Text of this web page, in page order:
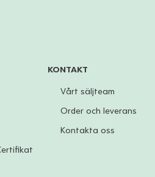
KONTAKT
Vårt säljteam
Order och leverans
Kontakta oss